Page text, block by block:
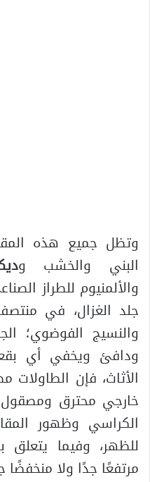
وتظل جميع هذه
البني والخشب و
والألمنيوم للطراز
جلد الغزال، في
والنسيج الفوضوي؛
ودافئ ويخفي أي
الأثاث، فإن
خارجي محترق ومصقول
الكراسي وظهور
للظهر، وفيما يتعلق
مرتفعًا جدًا ولا